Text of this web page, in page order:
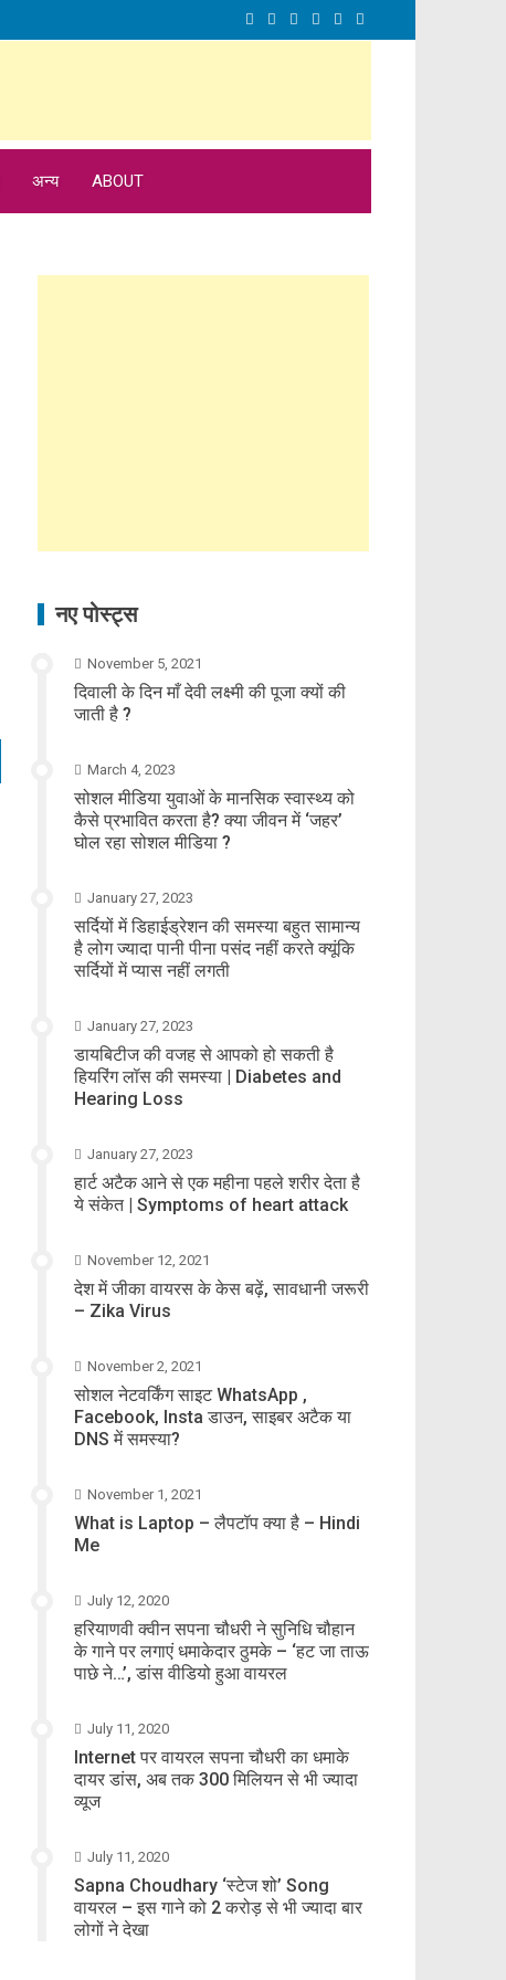
अन्य ABOUT
नए पोस्ट्स
November 5, 2021
दिवाली के दिन माँ देवी लक्ष्मी की पूजा क्यों की
जाती है ?
March 4, 2023
सोशल मीडिया युवाओं के मानसिक स्वास्थ्य को
कैसे प्रभावित करता है? क्या जीवन में ‘जहर’
घोल रहा सोशल मीडिया ?
January 27, 2023
सर्दियों में डिहाईड्रेशन की समस्या बहुत सामान्य
है लोग ज्यादा पानी पीना पसंद नहीं करते क्यूंकि
सर्दियों में प्यास नहीं लगती
January 27, 2023
डायबिटीज की वजह से आपको हो सकती है
हियरिंग लॉस की समस्या | Diabetes and
Hearing Loss
January 27, 2023
हार्ट अटैक आने से एक महीना पहले शरीर देता है
ये संकेत | Symptoms of heart attack
November 12, 2021
देश में जीका वायरस के केस बढ़ें, सावधानी जरूरी
– Zika Virus
November 2, 2021
सोशल नेटवर्किंग साइट WhatsApp ,
Facebook, Insta डाउन, साइबर अटैक या
DNS में समस्या?
November 1, 2021
What is Laptop – लैपटॉप क्या है – Hindi
Me
July 12, 2020
हरियाणवी क्वीन सपना चौधरी ने सुनिधि चौहान
के गाने पर लगाएं धमाकेदार ठुमके – ‘हट जा ताऊ
पाछे ने…’, डांस वीडियो हुआ वायरल
July 11, 2020
Internet पर वायरल सपना चौधरी का धमाके
दायर डांस, अब तक 300 मिलियन से भी ज्यादा
व्यूज
July 11, 2020
Sapna Choudhary ‘स्टेज शो’ Song
वायरल – इस गाने को 2 करोड़ से भी ज्यादा बार
लोगों ने देखा